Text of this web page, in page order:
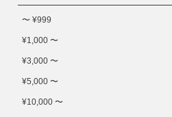
〜 ¥999
¥1,000 〜
¥3,000 〜
¥5,000 〜
¥10,000 〜